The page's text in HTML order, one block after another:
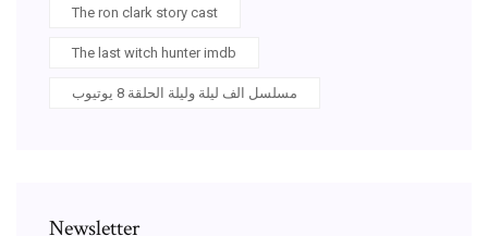
The ron clark story cast
The last witch hunter imdb
مسلسل الف ليلة وليلة الحلقة 8 يوتيوب
Newsletter